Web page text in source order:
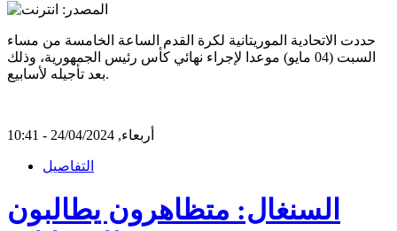
حددت الاتحادية الموريتانية لكرة القدم الساعة الخامسة من مساء
السبت (04 مايو) موعدا لإجراء نهائي كأس رئيس الجمهورية، وذلك
بعد تأجيله لأسابيع.
أربعاء, 24/04/2024 - 10:41
التفاصيل
السنغال: متظاهرون يطالبون